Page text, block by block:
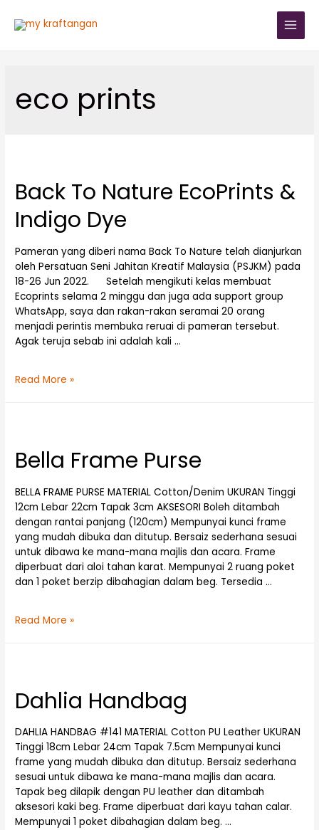
eco prints
Back To Nature EcoPrints &
Indigo Dye
Pameran yang diberi nama Back To Nature telah dianjurkan
oleh Persatuan Seni Jahitan Kreatif Malaysia (PSJKM) pada
18-26 Jun 2022. Setelah mengikuti kelas membuat
Ecoprints selama 2 minggu dan juga ada support group
WhatsApp, saya dan rakan-rakan seramai 20 orang
menjadi perintis membuka reruai di pameran tersebut.
Agak teruja sebab ini adalah kali …
Read More »
Bella Frame Purse
BELLA FRAME PURSE MATERIAL Cotton/Denim UKURAN Tinggi
12cm Lebar 22cm Tapak 3cm AKSESORI Boleh ditambah
dengan rantai panjang (120cm) Mempunyai kunci frame
yang mudah dibuka dan ditutup. Bersaiz sederhana sesuai
untuk dibawa ke mana-mana majlis dan acara. Frame
diperbuat dari aloi tahan karat. Mempunyai 2 ruang poket
dan 1 poket berzip dibahagian dalam beg. Tersedia …
Read More »
Dahlia Handbag
DAHLIA HANDBAG #141 MATERIAL Cotton PU Leather UKURAN
Tinggi 18cm Lebar 24cm Tapak 7.5cm Mempunyai kunci
frame yang mudah dibuka dan ditutup. Bersaiz sederhana
sesuai untuk dibawa ke mana-mana majlis dan acara.
Tapak beg dilapik dengan PU leather dan ditambah
aksesori kaki beg. Frame diperbuat dari kayu tahan calar.
Mempunyai 1 poket dibahagian dalam beg. …